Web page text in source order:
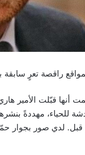
راقصة تعرٍ
للحياء، مهددةً
قبل. لدي صور بجوار